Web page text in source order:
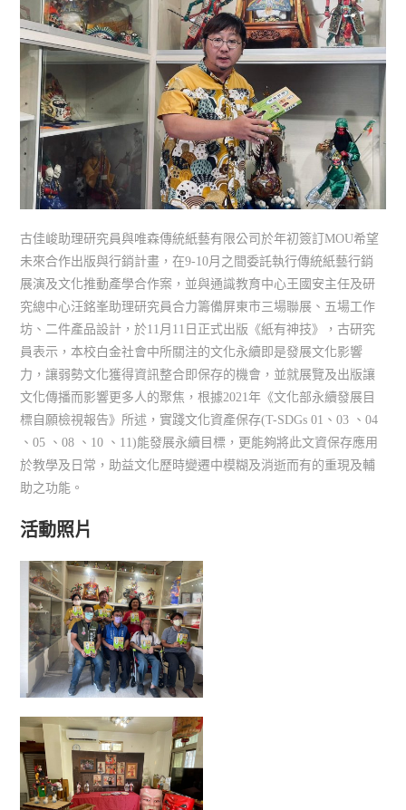
古佳峻助理研究員與唯森傳統紙藝有限公司於年初簽訂MOU希望
未來合作出版與行銷計畫，在9-10月之間委託執行傳統紙藝行銷
展演及文化推動產學合作案，並與通識教育中心王國安主任及研
究總中心汪銘峯助理研究員合力籌備屏東市三場聯展、五場工作
坊、二件產品設計，於11月11日正式出版《紙有神技》，古研究
員表示，本校白金社會中所關注的文化永續即是發展文化影響
力，讓弱勢文化獲得資訊整合即保存的機會，並就展覽及出版讓
文化傳播而影響更多人的聚焦，根據2021年《文化部永續發展目
標自願檢視報告》所述，實踐文化資產保存(T-SDGs 01、03 、04
、05 、08 、10 、11)能發展永續目標，更能夠將此文資保存應用
於教學及日常，助益文化歷時變遷中模糊及消逝而有的重現及輔
助之功能。
活動照片